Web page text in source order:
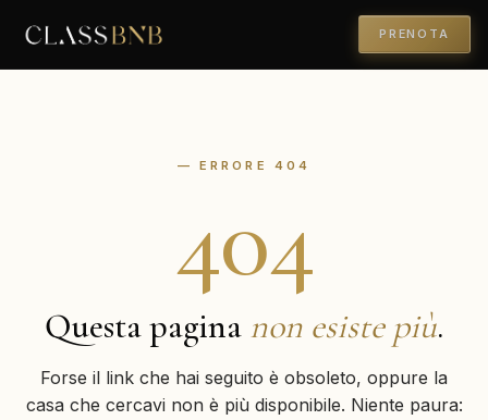
PRENOTA
— ERRORE 404
404
Questa pagina non esiste più.
Forse il link che hai seguito è obsoleto, oppure la
casa che cercavi non è più disponibile. Niente paura: